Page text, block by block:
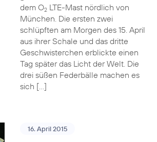
dem O2LTE-Mast nördlich von
München. Die ersten zwei
schlüpften am Morgen des 15. April
aus ihrer Schale und das dritte
Geschwisterchen erblickte einen
Tag später das Licht der Welt. Die
drei süßen Federbälle machen es
sich […]
16. April 2015